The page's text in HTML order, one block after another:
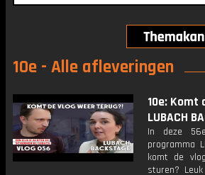
10e - Alle afleveringen
10e: Komt
LUBACH
In deze
programma
komt de
sturen?